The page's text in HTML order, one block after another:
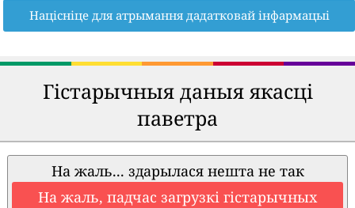
Націсніце для атрымання дадатковай інфармацыі
Гістарычныя даныя якасці
паветра
На жаль... здарылася нешта не так
На жаль, падчас загрузкі гістарычных